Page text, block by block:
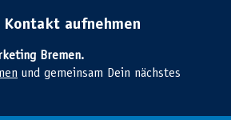
aufnehmen
Bremen.
und gemeinsam Dein nächstes